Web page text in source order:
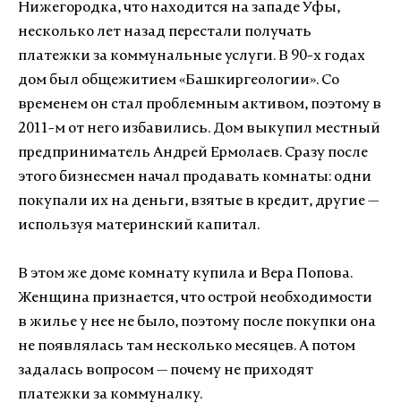
Нижегородка, что находится на западе Уфы,
несколько лет назад перестали получать
платежки за коммунальные услуги. В 90-х годах
дом был общежитием «Башкиргеологии». Со
временем он стал проблемным активом, поэтому в
2011-м от него избавились. Дом выкупил местный
предприниматель Андрей Ермолаев. Сразу после
этого бизнесмен начал продавать комнаты: одни
покупали их на деньги, взятые в кредит, другие —
используя материнский капитал.
В этом же доме комнату купила и Вера Попова.
Женщина признается, что острой необходимости
в жилье у нее не было, поэтому после покупки она
не появлялась там несколько месяцев. А потом
задалась вопросом — почему не приходят
платежки за коммуналку.